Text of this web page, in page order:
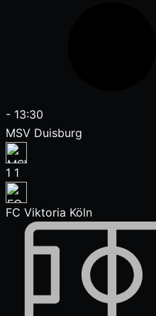
- 13:30
MSV Duisburg
1 1
FC Viktoria Köln